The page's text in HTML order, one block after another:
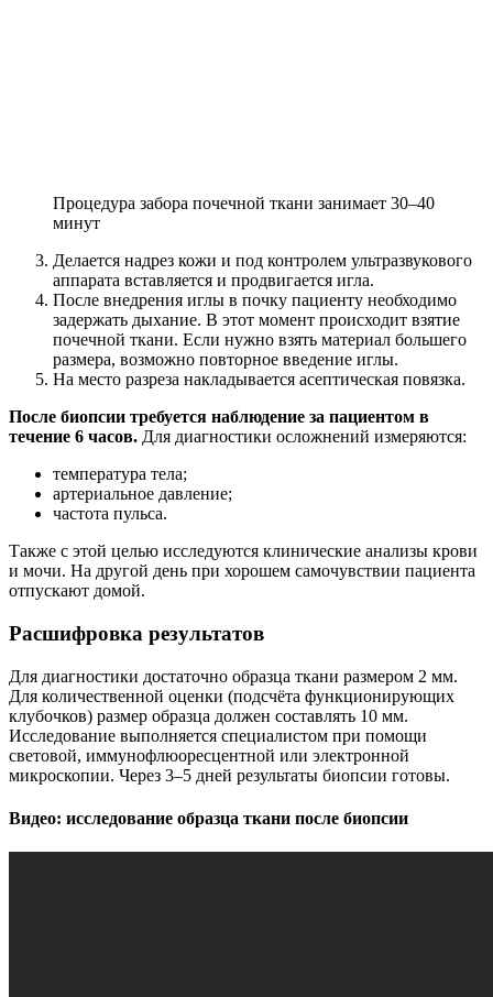
Процедура забора почечной ткани занимает 30–40
минут
Делается надрез кожи и под контролем ультразвукового
аппарата вставляется и продвигается игла.
После внедрения иглы в почку пациенту необходимо
задержать дыхание. В этот момент происходит взятие
почечной ткани. Если нужно взять материал большего
размера, возможно повторное введение иглы.
На место разреза накладывается асептическая повязка.
После биопсии требуется наблюдение за пациентом в
течение 6 часов. Для диагностики осложнений измеряются:
температура тела;
артериальное давление;
частота пульса.
Также с этой целью исследуются клинические анализы крови
и мочи. На другой день при хорошем самочувствии пациента
отпускают домой.
Расшифровка результатов
Для диагностики достаточно образца ткани размером 2 мм.
Для количественной оценки (подсчёта функционирующих
клубочков) размер образца должен составлять 10 мм.
Исследование выполняется специалистом при помощи
световой, иммунофлюоресцентной или электронной
микроскопии. Через 3–5 дней результаты биопсии готовы.
Видео: исследование образца ткани после биопсии